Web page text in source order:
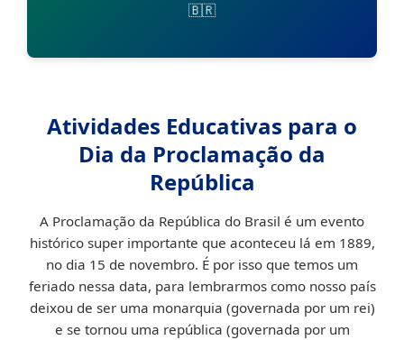
🇧🇷
Atividades Educativas para o
Dia da Proclamação da
República
A Proclamação da República do Brasil é um evento
histórico super importante que aconteceu lá em 1889,
no dia 15 de novembro. É por isso que temos um
feriado nessa data, para lembrarmos como nosso país
deixou de ser uma monarquia (governada por um rei)
e se tornou uma república (governada por um